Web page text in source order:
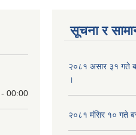
00:00
सूचना र
२०८१ असार ३१ गते
।
२०८१ मंसिर १० गते